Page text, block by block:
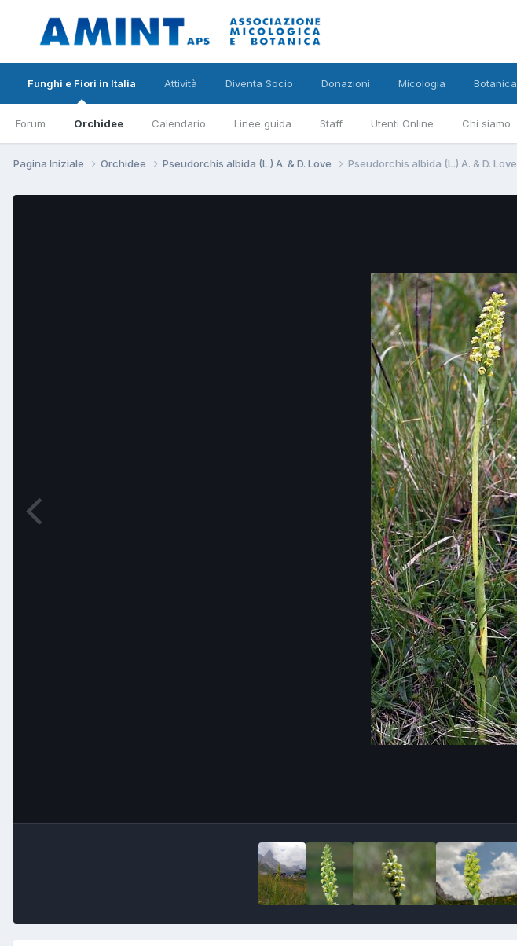
Funghi e Fiori in Italia
Forum Orchidee Calendario Linee guida Staff Utenti Online Chi siamo
Attività Diventa Socio Donazioni Micologia Botanica
Pagina Iniziale Orchidee Pseudorchis albida (L.) A. & D. Love Pseudorchis albida (L.) A. & D. Love